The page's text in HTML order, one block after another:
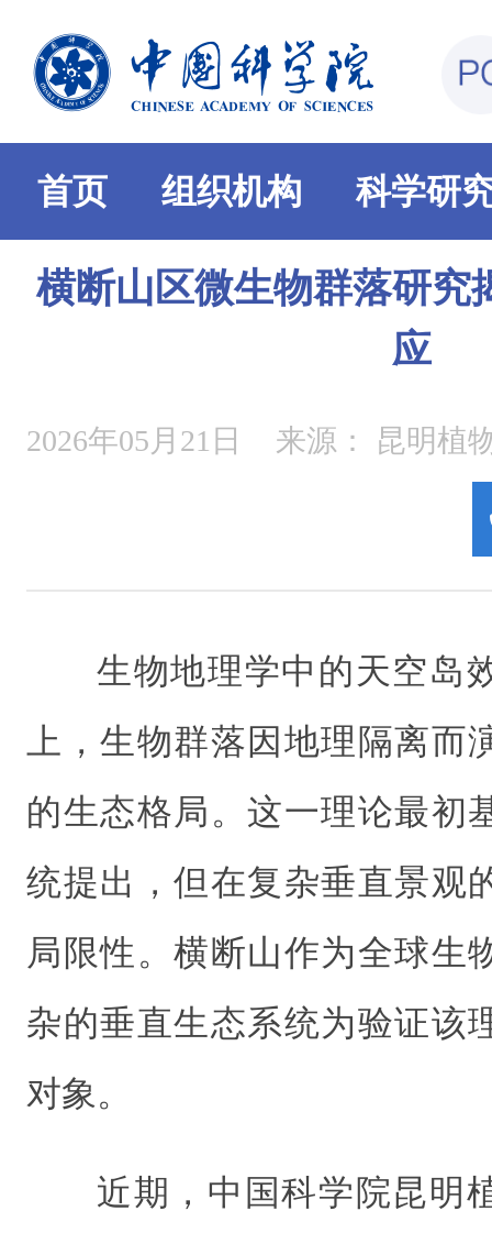
首页 组织机构 科学研
横断山区微生物群落研究
应
2026年05月21日 来源： 昆明植
生物地理学中的天空岛
上，生物群落因地理隔离而
的生态格局。这一理论最初
统提出，但在复杂垂直景观
局限性。横断山作为全球生
杂的垂直生态系统为验证该
对象。
近期，中国科学院昆明